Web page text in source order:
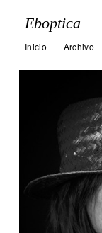
Eboptica
Inicio Archivo